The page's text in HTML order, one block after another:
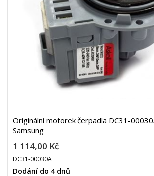
Originální motorek čerpadla DC31-
Samsung
1 114,00 Kč
DC31-00030A
Dodání do 4 dnů